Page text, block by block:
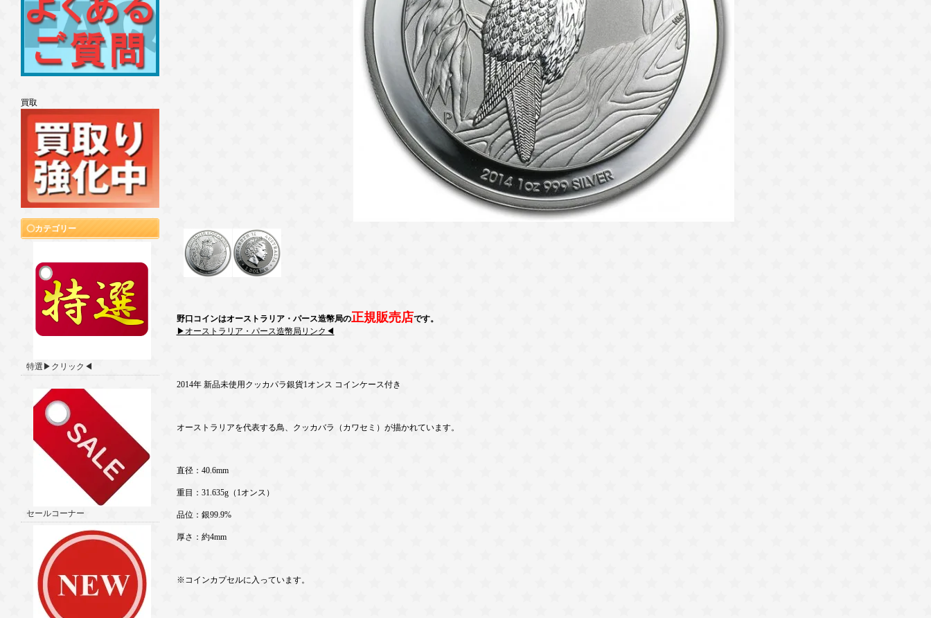
買取
カテゴリー
特選▶クリック◀
セールコーナー
野口コインはオーストラリア・パース造幣局の正規販売店です。
▶オーストラリア・パース造幣局リンク◀
2014年 新品未使用クッカパラ銀貨1オンス コインケース付き
オーストラリアを代表する鳥、クッカバラ（カワセミ）が描かれています。
直径：40.6mm
重目：31.635g（1オンス）
品位：銀99.9%
厚さ：約4mm
※コインカプセルに入っています。